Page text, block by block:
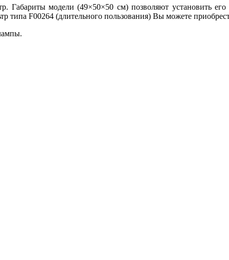
Габариты модели (49×50×50 см) позволяют установить
типа F00264 (длительного пользования) Вы можете